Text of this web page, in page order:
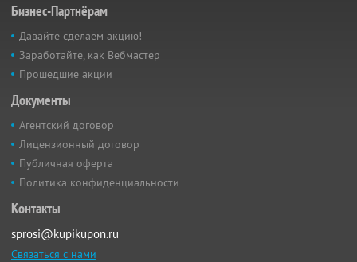
Бизнес-Партнёрам
Давайте сделаем акцию!
Заработайте, как Вебмастер
Прошедшие акции
Документы
Агентский договор
Лицензионный договор
Публичная оферта
Политика конфиденциальности
Контакты
sprosi@kupikupon.ru
Связаться с нами